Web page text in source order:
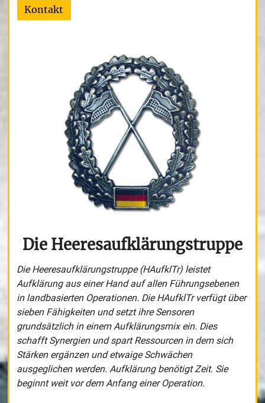
Kontakt
Die Heeresaufklärungstruppe
Die Heeresaufklärungstruppe (HAufklTr) leistet
Aufklärung aus einer Hand auf allen Führungsebenen
in landbasierten Operationen. Die HAufklTr verfügt über
sieben Fähigkeiten und setzt ihre Sensoren
grundsätzlich in einem Aufklärungsmix ein. Dies
schafft Synergien und spart Ressourcen in dem sich
Stärken ergänzen und etwaige Schwächen
ausgeglichen werden. Aufklärung benötigt Zeit. Sie
beginnt weit vor dem Anfang einer Operation.